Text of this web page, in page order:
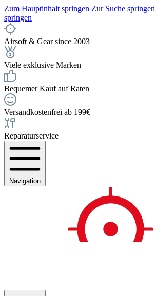
Zum Hauptinhalt springen Zur Suche springen
springen
Airsoft & Gear since 2003
Viele exklusive Marken
Bequemer Kauf auf Raten
Versandkostenfrei ab 199€
Reparaturservice
Navigation